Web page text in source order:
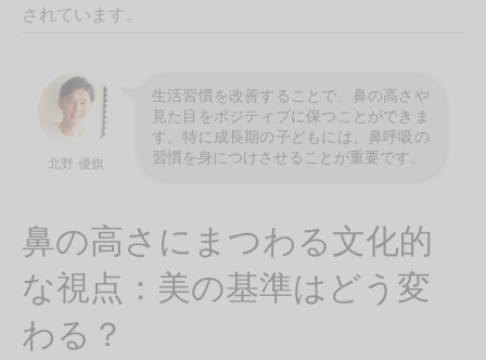
されています。
北野 優旗
生活習慣を改善することで、鼻の高さや
見た目をポジティブに保つことができま
す。特に成長期の子どもには、鼻呼吸の
習慣を身につけさせることが重要です。
鼻の高さにまつわる文化的
な視点：美の基準はどう変
わる？